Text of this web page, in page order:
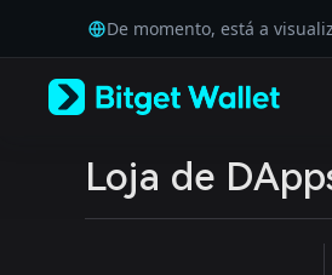
Tiếng Việt
Русский
Español (Latinoamérica)
De momento, está a
Loja de